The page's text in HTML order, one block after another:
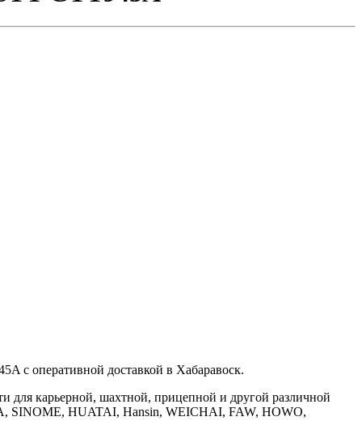
с оперативной доставкой в Хабаравоск.
для карьерной, шахтной, прицепной и другой различной
SINOME, HUATAI, Hansin, WEICHAI, FAW, HOWO,